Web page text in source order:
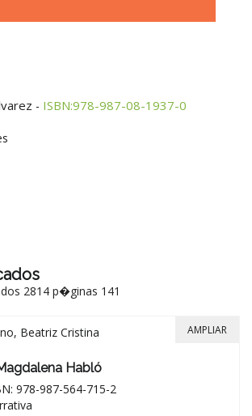
- ISBN:978-987-08-1937-0
2814 p�ginas 141
Beatriz Cristina
Habló
978-987-564-715-2
AMPLIAR